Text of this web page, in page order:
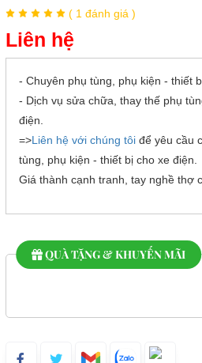
( 1 đánh giá )
Liên hệ
- Chuyên phụ tùng, phụ kiện - thiết
- Dịch vụ sửa chữa, thay thế phụ
điện.
=>Liên hệ với chúng tôiđể yêu cầu
tùng, phụ kiện - thiết bị cho xe điện.
Giá thành cạnh tranh, tay nghề thợ
QUÀ TẶNG & KHUYẾN MÃI